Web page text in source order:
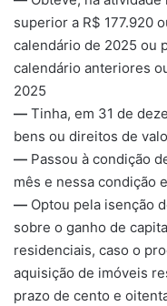
superior a R$ 177.920
calendário de 2025 ou
calendário anteriores
2025
— Tinha, em 31 de
bens ou direitos de
— Passou à condição
mês e nessa condição
— Optou pela isenção
sobre o ganho de
residenciais, caso o
aquisição de imóveis
prazo de cento e